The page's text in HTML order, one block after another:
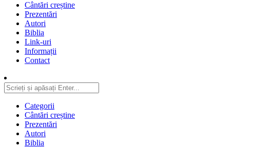
Cântări creștine
Prezentări
Autori
Biblia
Link-uri
Informații
Contact
Categorii
Cântări creștine
Prezentări
Autori
Biblia